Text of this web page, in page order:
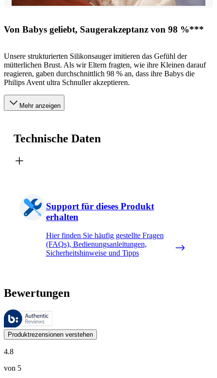
Von Babys geliebt, Saugerakzeptanz von 98 %***
Unsere strukturierten Silikonsauger imitieren das Gefühl der
mütterlichen Brust. Als wir Eltern fragten, wie ihre Kleinen darauf
reagieren, gaben durchschnittlich 98 % an, dass ihre Babys die
Philips Avent ultra Schnuller akzeptieren.
Mehr anzeigen
Technische Daten
Support für dieses Produkt
erhalten
Hier finden Sie häufig gestellte Fragen
(FAQs), Bedienungsanleitungen,
Sicherheitshinweise und Tipps
Bewertungen
Diese Bewertungen werden von Bazaarvoice verwaltet und
Kundenmeinungen in Form von Produkt- und Sternebewertungen
Produktrezensionen verstehen
4.8
von 5